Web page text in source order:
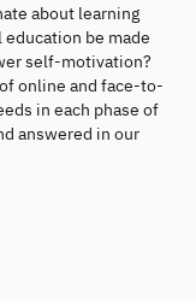
about learning
be made
self-motivation?
online and face-to-
in each phase of
answered in our